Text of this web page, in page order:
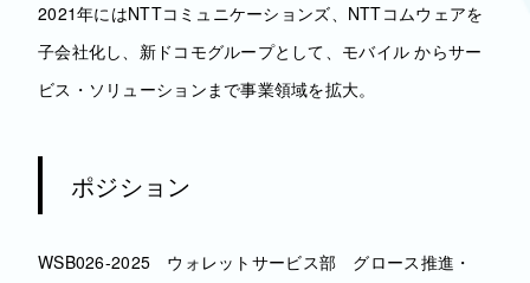
2021年にはNTTコミュニケーションズ、NTTコムウェアを
子会社化し、新ドコモグループとして、モバイル からサー
ビス・ソリューションまで事業領域を拡大。
ポジション
WSB026-2025 ウォレットサービス部 グロース推進・